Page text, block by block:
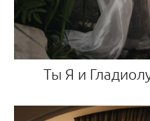
Ты Я и